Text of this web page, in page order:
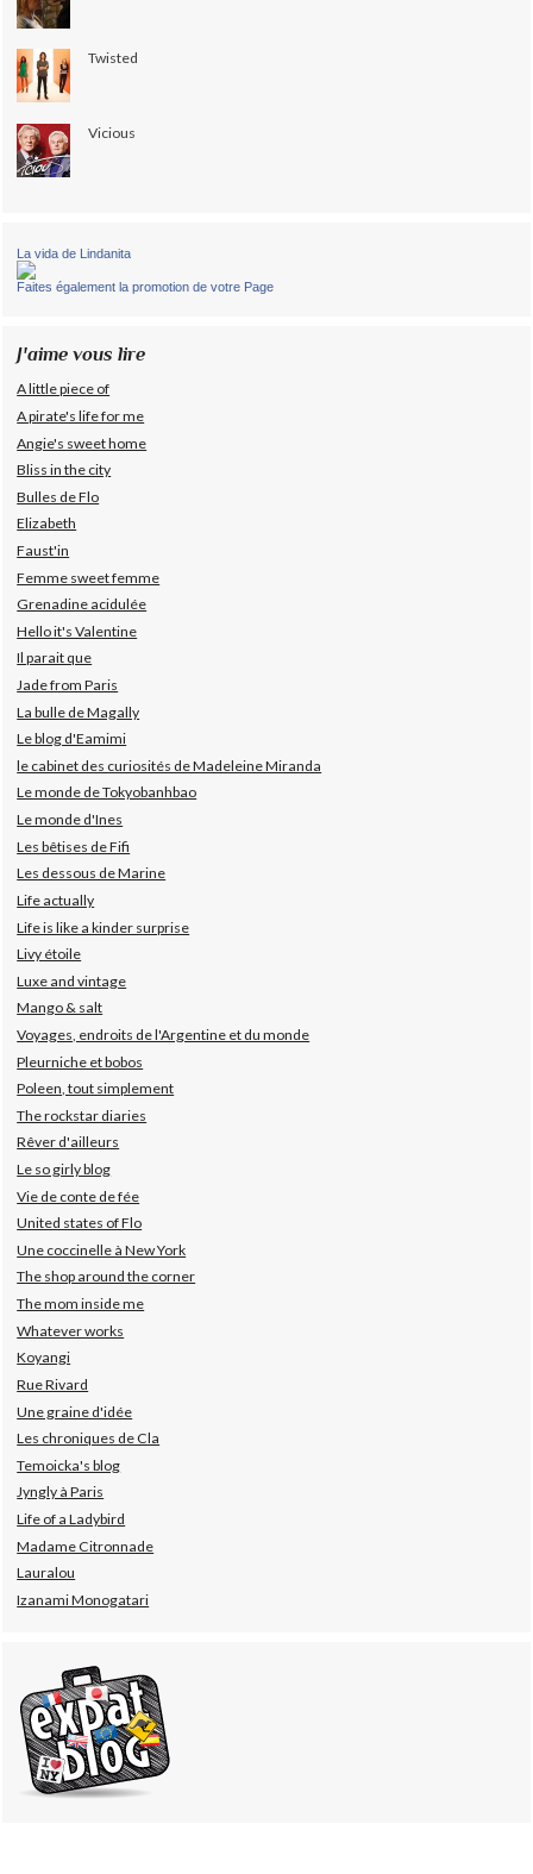
Twisted
Vicious
La vida de Lindanita
Faites également la promotion de votre Page
J'aime vous lire
A little piece of
A pirate's life for me
Angie's sweet home
Bliss in the city
Bulles de Flo
Elizabeth
Faust'in
Femme sweet femme
Grenadine acidulée
Hello it's Valentine
Il parait que
Jade from Paris
La bulle de Magally
Le blog d'Eamimi
le cabinet des curiosités de Madeleine Miranda
Le monde de Tokyobanhbao
Le monde d'Ines
Les bêtises de Fifi
Les dessous de Marine
Life actually
Life is like a kinder surprise
Livy étoile
Luxe and vintage
Mango & salt
Voyages, endroits de l'Argentine et du monde
Pleurniche et bobos
Poleen, tout simplement
The rockstar diaries
Rêver d'ailleurs
Le so girly blog
Vie de conte de fée
United states of Flo
Une coccinelle à New York
The shop around the corner
The mom inside me
Whatever works
Koyangi
Rue Rivard
Une graine d'idée
Les chroniques de Cla
Temoicka's blog
Jyngly à Paris
Life of a Ladybird
Madame Citronnade
Lauralou
Izanami Monogatari